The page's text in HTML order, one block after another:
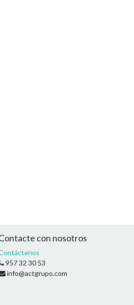
con nosotros
957 32 30 53
info@actgrupo.com